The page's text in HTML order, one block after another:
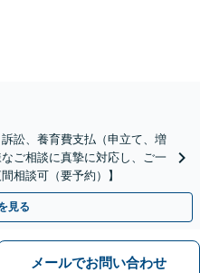
訟、養育費支払（申立て、増
ご相談に真摯に対応し、ご一
相談可（要予約）】
見る
メールでお問い合わせ